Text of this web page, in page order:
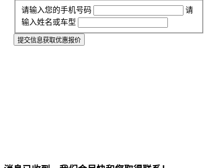
请输入您的手机号码
请
输入姓名或车型
提交信息获取优惠报价